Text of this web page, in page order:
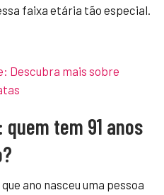
faixa etária tão especial.
Descubra mais sobre
tem 91 anos
ano nasceu uma pessoa